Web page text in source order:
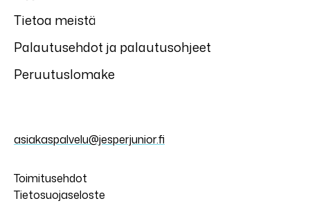
Tietoa meistä
Palautusehdot ja palautusohjeet
Peruutuslomake
asiakaspalvelu@jesperjunior.fi
Toimitusehdot
Tietosuojaseloste